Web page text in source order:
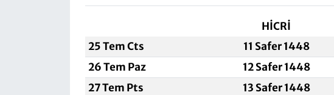
HİCRİ
25 Tem Cts
11 Safer 1448
26 Tem Paz
12 Safer 1448
27 Tem Pts
13 Safer 1448